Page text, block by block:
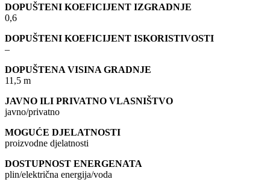
DOPUŠTENI KOEFICIJENT IZGRADNJE
0,6
DOPUŠTENI KOEFICIJENT ISKORISTIVOSTI
–
DOPUŠTENA VISINA GRADNJE
11,5 m
JAVNO ILI PRIVATNO VLASNIŠTVO
javno/privatno
MOGUĆE DJELATNOSTI
proizvodne djelatnosti
DOSTUPNOST ENERGENATA
plin/električna energija/voda